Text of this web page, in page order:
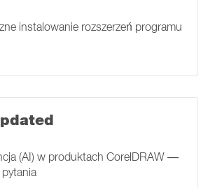
instalowanie rozszerzeń programu
(AI) w produktach CorelDRAW —